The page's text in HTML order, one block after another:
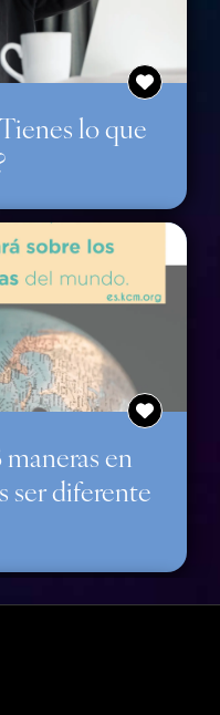
lo que
maneras en
ser diferente